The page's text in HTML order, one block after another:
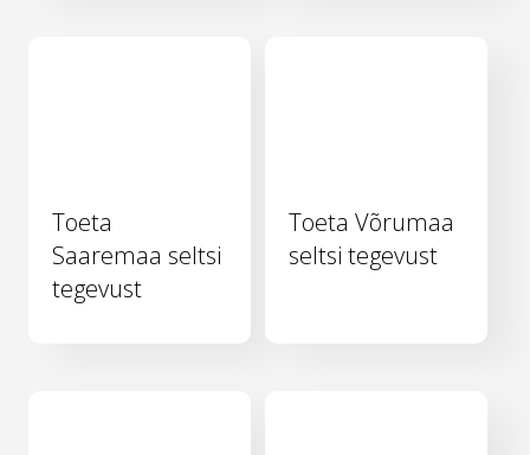
Toeta
Saaremaa seltsi
tegevust
Toeta Võrumaa
seltsi tegevust